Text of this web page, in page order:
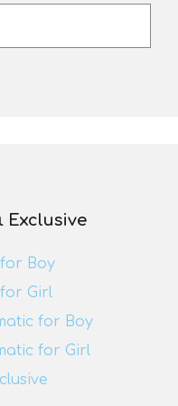
Exclusive
Boy
Girl
for Boy
for Girl